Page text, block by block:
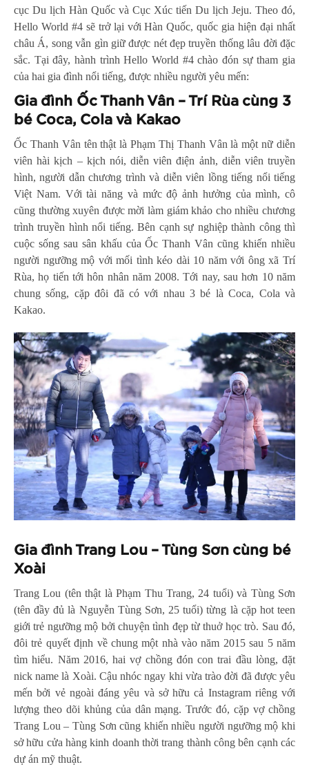
cục Du lịch Hàn Quốc và Cục Xúc tiến Du lịch Jeju. Theo đó,
Hello World #4 sẽ trở lại với Hàn Quốc, quốc gia hiện đại nhất
châu Á, song vẫn gìn giữ được nét đẹp truyền thống lâu đời đặc
sắc. Tại đây, hành trình Hello World #4 chào đón sự tham gia
của hai gia đình nổi tiếng, được nhiều người yêu mến:
Gia đình Ốc Thanh Vân – Trí Rùa cùng 3
bé Coca, Cola và Kakao
Ốc Thanh Vân tên thật là Phạm Thị Thanh Vân là một nữ diễn
viên hài kịch – kịch nói, diễn viên điện ảnh, diễn viên truyền
hình, người dẫn chương trình và diễn viên lồng tiếng nổi tiếng
Việt Nam. Với tài năng và mức độ ảnh hưởng của mình, cô
cũng thường xuyên được mời làm giám khảo cho nhiều chương
trình truyền hình nổi tiếng. Bên cạnh sự nghiệp thành công thì
cuộc sống sau sân khấu của Ốc Thanh Vân cũng khiến nhiều
người ngưỡng mộ với mối tình kéo dài 10 năm với ông xã Trí
Rùa, họ tiến tới hôn nhân năm 2008. Tới nay, sau hơn 10 năm
chung sống, cặp đôi đã có với nhau 3 bé là Coca, Cola và
Kakao.
Gia đình Trang Lou – Tùng Sơn cùng bé
Xoài
Trang Lou (tên thật là Phạm Thu Trang, 24 tuổi) và Tùng Sơn
(tên đầy đủ là Nguyễn Tùng Sơn, 25 tuổi) từng là cặp hot teen
giới trẻ ngưỡng mộ bởi chuyện tình đẹp từ thuở học trò. Sau đó,
đôi trẻ quyết định về chung một nhà vào năm 2015 sau 5 năm
tìm hiểu. Năm 2016, hai vợ chồng đón con trai đầu lòng, đặt
nick name là Xoài. Cậu nhóc ngay khi vừa trào đời đã được yêu
mến bởi vẻ ngoài đáng yêu và sở hữu cả Instagram riêng với
lượng theo dõi khủng của dân mạng. Trước đó, cặp vợ chồng
Trang Lou – Tùng Sơn cũng khiến nhiều người ngưỡng mộ khi
sở hữu cửa hàng kinh doanh thời trang thành công bên cạnh các
dự án mỹ thuật.